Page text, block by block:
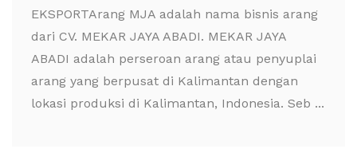
EKSPORTArang MJA adalah nama bisnis arang
dari CV. MEKAR JAYA ABADI. MEKAR JAYA
ABADI adalah perseroan arang atau penyuplai
arang yang berpusat di Kalimantan dengan
lokasi produksi di Kalimantan, Indonesia. Seb ...